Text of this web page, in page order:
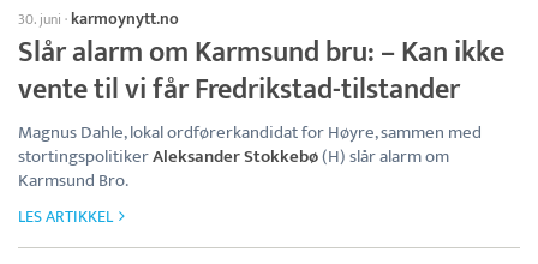
30. juni · karmoynytt.no
Slår alarm om Karmsund bru: – Kan ikke
vente til vi får Fredrikstad-tilstander
Magnus Dahle, lokal ordførerkandidat for Høyre, sammen med
stortingspolitikerAleksander Stokkebø(H) slår alarm om
Karmsund Bro.
LES ARTIKKEL